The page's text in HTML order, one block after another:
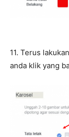
11. Terus
anda klik yang